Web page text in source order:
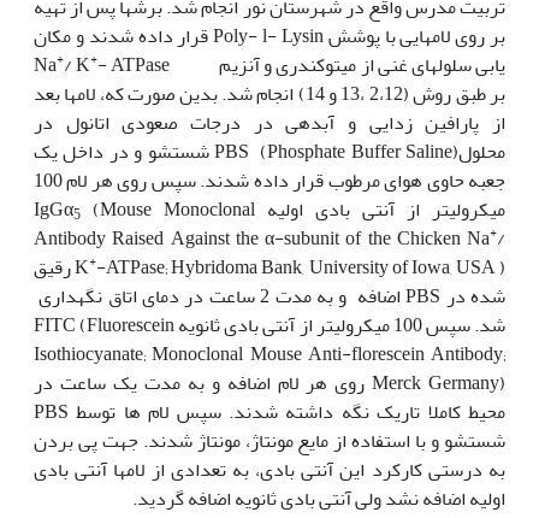
بر روی لام‏هایی با پوشش Poly- l- Lysin قرار داده شدند و مکان
یابی سلول‏های غنی از میتوکندری و آنزیم Na
+/ K+- ATPase
بر طبق روش (2،12 ،13 و 14) انجام شد. بدین صورت که، لام‏ها بعد
از پارافین زدایی و آبدهی در درجات صعودی اتانول در
محلولPBS (Phosphate Buffer Saline) شستشو و در داخل یک
جعبه حاوی هوای مرطوب قرار داده شدند. سپس روی هر لام 100
میکرولیتر از آنتی بادی اولیه IgGα
5 (Mouse Monoclonal
Antibody Raised Against the α-subunit of the Chicken Na+/
K+ -ATPase; Hybridoma Bank, University of Iowa, USA ) رقیق
شده در PBS اضافه و به مدت 2 ساعت در دمای اتاق نگهداری
شد. سپس 100 میکرولیتر از آنتی بادی ثانویه FITC (Fluorescein
Isothiocyanate; Monoclonal Mouse Anti-florescein Antibody;
Merck Germany) روی هر لام اضافه و به مدت یک ساعت در
محیط کاملا تاریک نگه داشته شدند. سپس لام ها توسط PBS
شستشو و با استفاده از مایع مونتاژ، مونتاژ شدند. جهت پی بردن
به درستی کارکرد این آنتی بادی، به تعدادی از لام‏ها آنتی بادی
اولیه اضافه نشد ولی آنتی بادی ثانویه اضافه گردید.